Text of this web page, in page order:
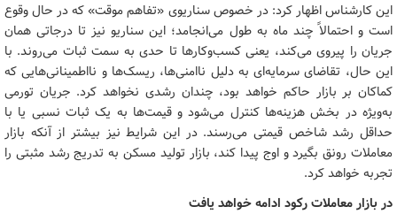
این کارشناس اظهار کرد: در خصوص سناریوی «تفاهم موقت» که در حال وقوع
است و احتمالاً چند ماه به طول می‌انجامد؛ این سناریو نیز تا درجاتی همان
جریان را پیروی می‌کند، یعنی کسب‌وکارها تا حدی به سمت ثبات می‌روند. با
این حال، تقاضای سرمایه‌ای به دلیل ناامنی‌ها، ریسک‌ها و نااطمینانی‌هایی که
کماکان بر بازار حاکم خواهد بود، چندان رشدی نخواهد کرد. جریان تورمی
به‌ویژه در بخش هزینه‌ها کنترل می‌شود و قیمت‌ها به یک ثبات نسبی یا با
حداقل رشد شاخص قیمتی می‌رسند. در این شرایط نیز بیشتر از آنکه بازار
معاملات رونق بگیرد و اوج پیدا کند، بازار تولید مسکن به تدریج رشد مثبتی را
تجربه خواهد کرد.
در بازار معاملات رکود ادامه خواهد یافت